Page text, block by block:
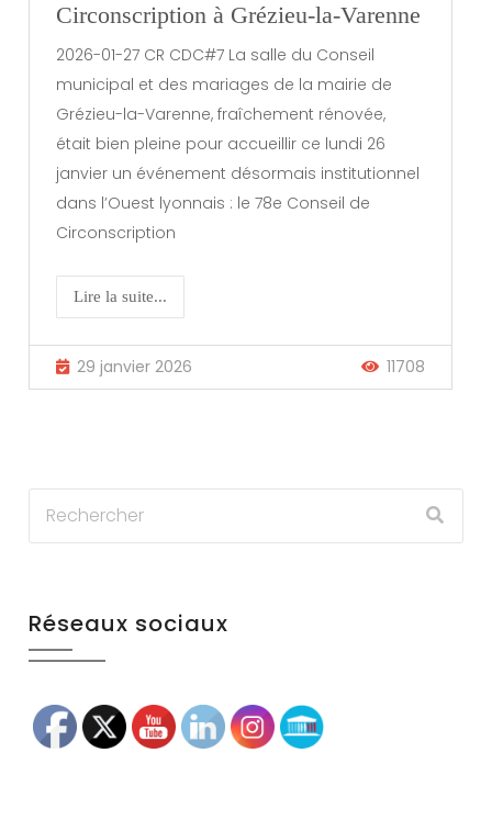
Circonscription à Grézieu-la-Varenne
2026-01-27 CR CDC#7 La salle du Conseil
municipal et des mariages de la mairie de
Grézieu-la-Varenne, fraîchement rénovée,
était bien pleine pour accueillir ce lundi 26
janvier un événement désormais institutionnel
dans l’Ouest lyonnais : le 78e Conseil de
Circonscription
Lire la suite...
29 janvier 2026 11708
Réseaux sociaux